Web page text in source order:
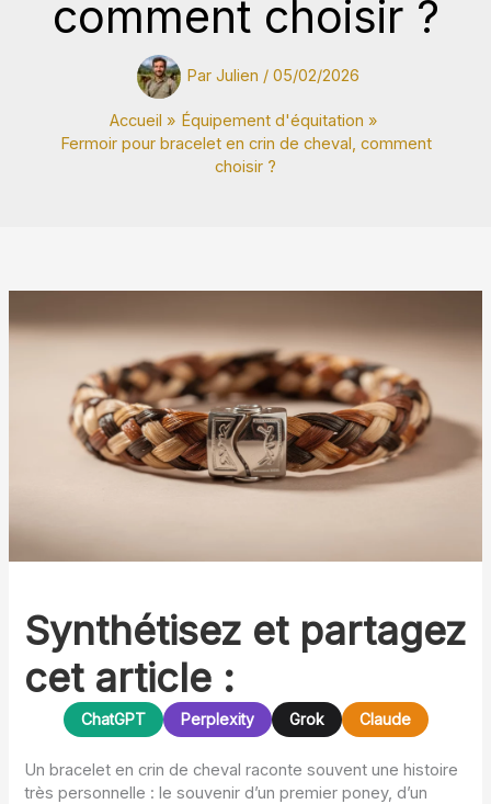
comment choisir ?
Par Julien / 05/02/2026
Accueil
Équipement d'équitation
Fermoir pour bracelet en crin de cheval, comment
choisir ?
Synthétisez et partagez
cet article :
ChatGPT Perplexity Grok Claude
Un bracelet en crin de cheval raconte souvent une histoire
très personnelle : le souvenir d’un premier poney, d’un